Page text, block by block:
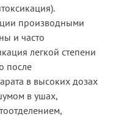
производными
и часто
легкой степени
после
в высоких дозах
в ушах,